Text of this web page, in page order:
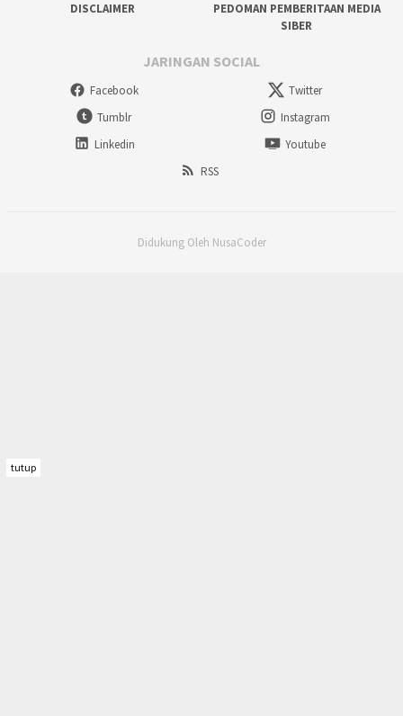
DISCLAIMER
PEDOMAN PEMBERITAAN MEDIA
SIBER
JARINGAN SOCIAL
Facebook
Twitter
Tumblr
Instagram
Linkedin
Youtube
RSS
Didukung Oleh NusaCoder
tutup